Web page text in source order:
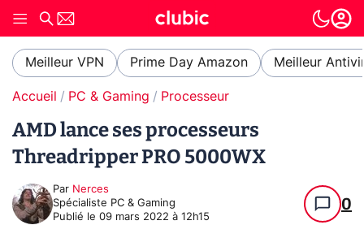
Meilleur VPN Prime Day Amazon Meilleur
Accueil PC & Gaming Processeur
AMD lance ses processeurs
Threadripper PRO 5000WX
Par Nerces
Spécialiste PC & Gaming
Publié le 09 mars 2022 à 12h15
0